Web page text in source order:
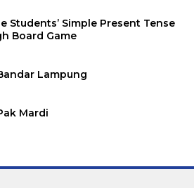
Students’ Simple Present Tense
Board Game
Lampung
Mardi